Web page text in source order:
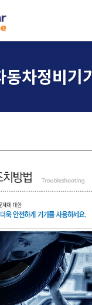
동차정비기기